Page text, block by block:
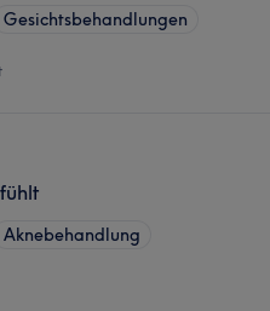
Gesichtsbehandlungen
Aknebehandlung